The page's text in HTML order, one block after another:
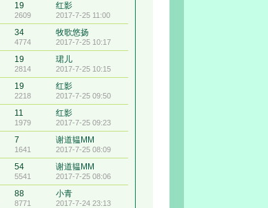
19
2609
红影
2017-7-25 11:00
34
4774
牧歌悠扬
2017-7-25 10:17
19
2814
珺儿
2017-7-25 10:15
19
2218
红影
2017-7-25 09:50
11
1979
红影
2017-7-25 09:23
7
1641
谢道韫MM
2017-7-25 08:09
54
5541
谢道韫MM
2017-7-25 08:06
88
8771
小青
2017-7-24 23:13